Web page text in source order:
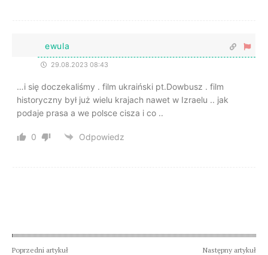
ewula
29.08.2023 08:43
…i się doczekaliśmy . film ukraiński pt.Dowbusz . film
historyczny był już wielu krajach nawet w Izraelu .. jak
podaje prasa a we polsce cisza i co ..
0 Odpowiedz
Poprzedni artykuł Następny artykuł